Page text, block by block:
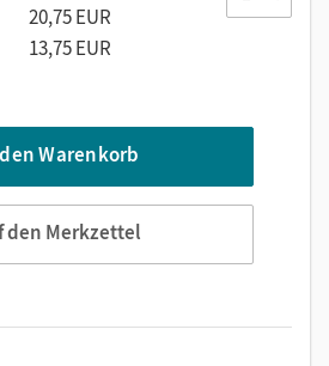
20,75 EUR
13,75 EUR
Warenkorb
den Merkzettel